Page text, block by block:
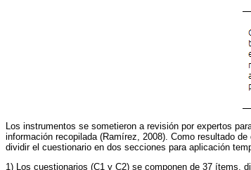
Los instrumentos se sometieron a revisión por expertos
información recopilada (Ramírez, 2008). Como resultado
dividir el cuestionario en dos secciones para aplicación
1) Los cuestionarios (C1 y C2) se componen de 37 ítems,